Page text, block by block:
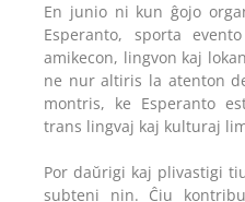
En junio ni kun ĝojo
Esperanto, sporta
amikecon, lingvon kaj
ne nur altiris la atenton
montris, ke Esperanto
trans lingvaj kaj kulturaj
Por daŭrigi kaj plivastigi
subteni nin. Ĉiu